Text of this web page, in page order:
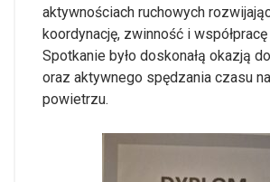
aktywnościach ruchowych
koordynację, zwinność i
Spotkanie było doskonałą okazją
oraz aktywnego spędzania czasu
powietrzu.